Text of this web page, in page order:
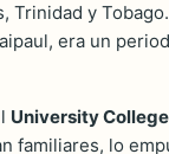
Trinidad y
era un
University
familiares, lo